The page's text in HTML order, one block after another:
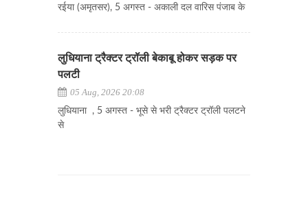
रईया (अमृतसर), 5 अगस्त - अकाली दल वारिस पंजाब के
लुधियाना ट्रैक्टर ट्रॉली बेकाबू होकर सड़क पर
पलटी
05 Aug, 2026 20:08
लुधियाना , 5 अगस्त - भूसे से भरी ट्रैक्टर ट्रॉली पलटने
से